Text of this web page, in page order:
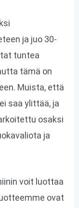
ja juo 30-
tuntea
tämä on
Muista, että
saa ylittää, ja
osaksi
ja
voit luottaa
ovat